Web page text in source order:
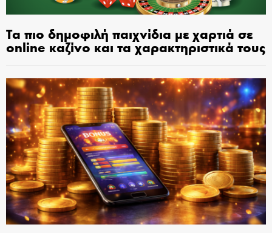
Τα πιο δημοφιλή παιχνίδια με χαρτιά σε
online καζίνο και τα χαρακτηριστικά τους